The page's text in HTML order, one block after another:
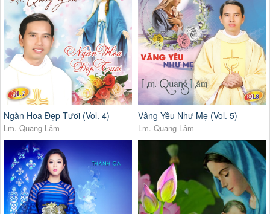
Ngàn Hoa Đẹp Tươi (Vol. 4)
Lm. Quang Lâm
Vâng Yêu Như Mẹ (Vol. 5)
Lm. Quang Lâm